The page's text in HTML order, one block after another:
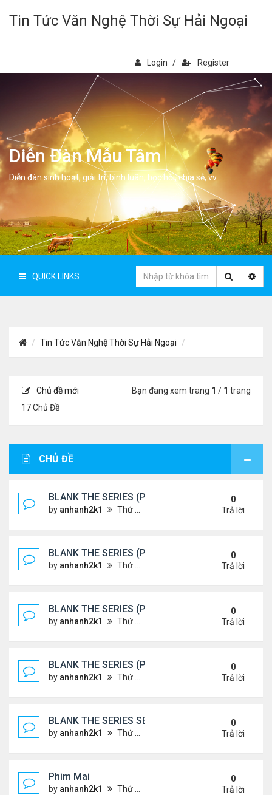
Tin Tức Văn Nghệ Thời Sự Hải Ngoại
Login / Register
Diễn Đàn Mẫu Tâm
Diễn đàn sinh hoạt, giải trí, bình luân, học hỏi, chia sẻ, vv.
QUICK LINKS
Tin Tức Văn Nghệ Thời Sự Hải Ngoại
Chủ đề mới
17 Chủ Đề
Bạn đang xem trang 1 / 1 trang
CHỦ ĐỀ
BLANK THE SERIES (PHẦN 2)
by anhanh2k1 Thứ 4 Tháng 5 29, 2024 3:16 am
0
Trả lời
BLANK THE SERIES (PHẦN 2)
by anhanh2k1 Thứ 7 Tháng 5 25, 2024 1:51 am
0
Trả lời
BLANK THE SERIES (PHẦN 2)
by anhanh2k1 Thứ 6 Tháng 5 24, 2024 1:54 am
0
Trả lời
BLANK THE SERIES (PHẦN 2)
by anhanh2k1 Thứ 6 Tháng 5 24, 2024 1:53 am
0
Trả lời
BLANK THE SERIES SEASON 2 (2024)
by anhanh2k1 Thứ 5 Tháng 5 23, 2024 1:03 am
0
Trả lời
Phim Mai
by anhanh2k1 Thứ 3 Tháng 5 21, 2024 1:06 am
0
Trả lời